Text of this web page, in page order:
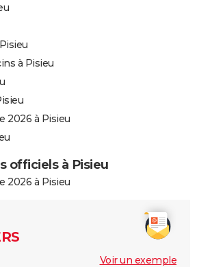
à Pisieu
2026 à Pisieu
officiels à Pisieu
2026 à Pisieu
Voir un exemple